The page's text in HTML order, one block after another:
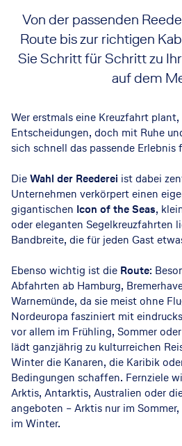
Von der passenden
Route bis zur richtigen
Sie Schritt für Schritt zu
auf dem
Wer erstmals eine Kreuzfahrt
Entscheidungen, doch mit Ruhe
sich schnell das passende Erlebnis
DieWahl der Reederei ist dabei
Unternehmen verkörpert einen
gigantischen Icon of the Seas,
oder eleganten Segelkreuzfahrten
Bandbreite, die für jeden Gast
Ebenso wichtig ist die Route:
Abfahrten ab Hamburg,
Warnemünde, da sie meist ohne
Nordeuropa fasziniert mit
vor allem im Frühling, Sommer
lädt ganzjährig zu kulturreichen
Winter die Kanaren, die Karibik
Bedingungen schaffen. Fernziele
Arktis, Antarktis, Australien oder
angeboten – Arktis nur im
im Winter.